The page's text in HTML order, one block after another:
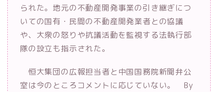
られた。地元の不動産開発事業の引き継ぎにつ
いての国有・民間の不動産開発業者との協議
や、大衆の怒りや抗議活動を監視する法執行部
隊の設立も指示された。
恒大集団の広報担当者と中国国務院新聞弁公
室は今のところコメントに応じていない。 By